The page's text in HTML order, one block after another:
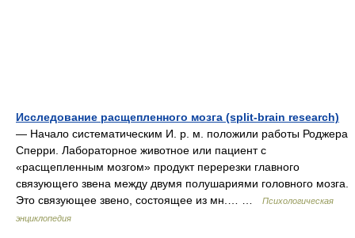
Исследование расщепленного мозга (split-brain research)
— Начало систематическим И. р. м. положили работы Роджера
Сперри. Лабораторное животное или пациент с
«расщепленным мозгом» продукт перерезки главного
связующего звена между двумя полушариями головного мозга.
Это связующее звено, состоящее из мн.… …
Психологическая
энциклопедия